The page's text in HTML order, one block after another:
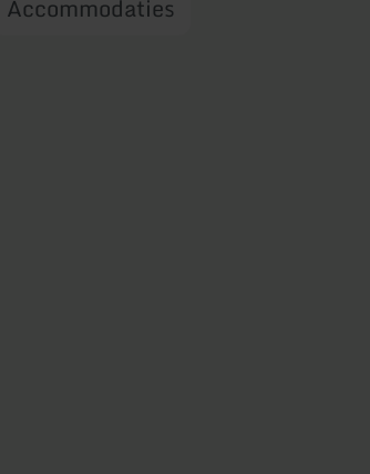
Accommodaties